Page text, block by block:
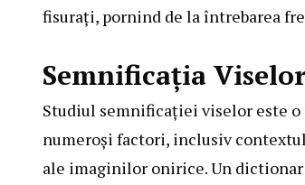
fisurați, pornind de la întrebarea
Semnificația
Studiul semnificației viselor este o
numeroși factori, inclusiv
ale imaginilor onirice. Un dictionar